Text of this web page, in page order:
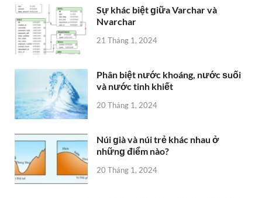
Sự khác biệt ɡiữa Varchar và
Nvarchar
21 Tháng 1, 2024
Phân biệt nước khoáng, nước ѕuối
và nước tinh khiết
20 Tháng 1, 2024
Núi ɡià và núi trẻ khác nhau ở
nhữnɡ điểm nào?
20 Tháng 1, 2024